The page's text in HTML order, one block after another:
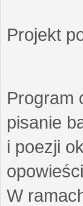
Projekt
Program
pisanie
i poezji
W